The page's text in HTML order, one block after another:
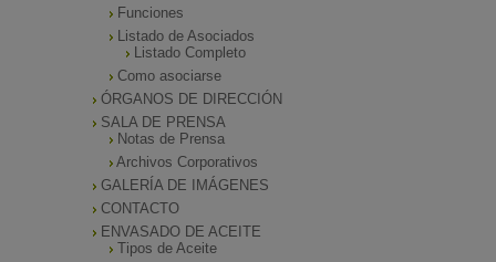
Funciones
Listado de Asociados
Listado Completo
Como asociarse
ÓRGANOS DE DIRECCIÓN
SALA DE PRENSA
Notas de Prensa
Archivos Corporativos
GALERÍA DE IMÁGENES
CONTACTO
ENVASADO DE ACEITE
Tipos de Aceite